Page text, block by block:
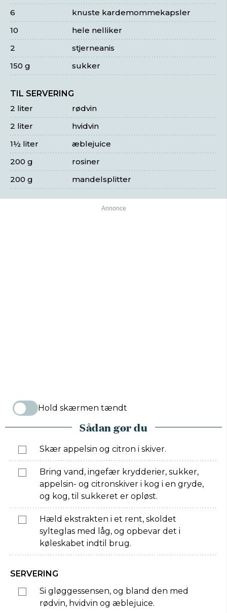
knuste kardemommekapsler
6
hele nelliker
10
stjerneanis
2
sukker
150 g
TIL SERVERING
rødvin
2 liter
hvidvin
2 liter
æblejuice
1½ liter
rosiner
200 g
mandelsplitter
200 g
Hold skærmen tændt
Sådan gør du
Skær appelsin og citron i skiver.
Bring vand, ingefær krydderier, sukker,
appelsin- og citronskiver i kog i en gryde,
og kog, til sukkeret er opløst.
Hæld ekstrakten i et rent, skoldet
sylteglas med låg, og opbevar det i
køleskabet indtil brug.
SERVERING
Si gløggessensen, og bland den med
rødvin, hvidvin og æblejuice.